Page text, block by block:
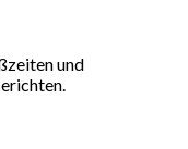
und